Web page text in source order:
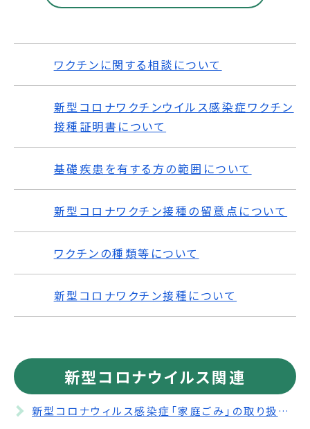
ワクチンに関する相談について
新型コロナワクチンウイルス感染症ワクチン
接種証明書について
基礎疾患を有する方の範囲について
新型コロナワクチン接種の留意点について
ワクチンの種類等について
新型コロナワクチン接種について
新型コロナウイルス関連
新型コロナウィルス感染症「家庭ごみ」の取り扱いについて